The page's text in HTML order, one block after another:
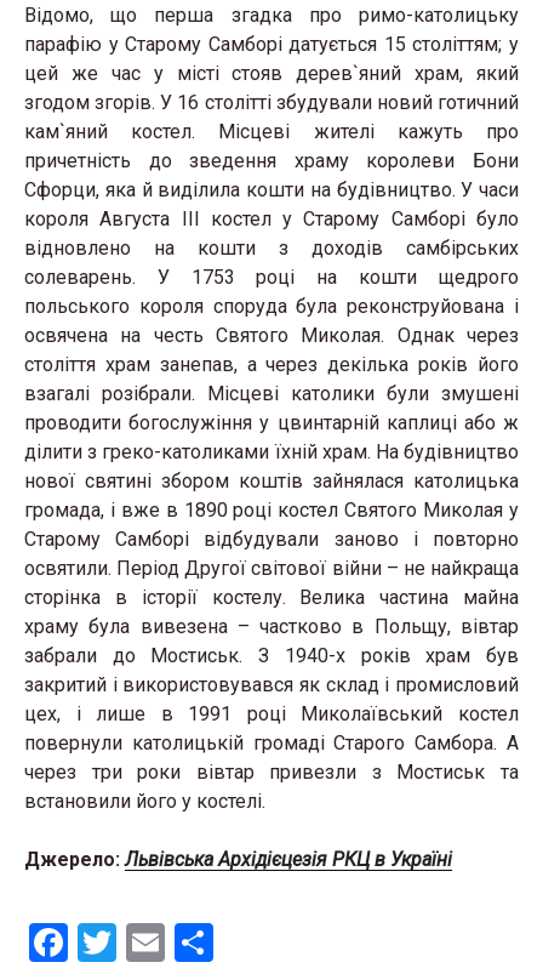
Відомо, що перша згадка про римо-католицьку
парафію у Старому Самборі датується 15 століттям; у
цей же час у місті стояв дерев`яний храм, який
згодом згорів. У 16 столітті збудували новий готичний
кам`яний костел. Місцеві жителі кажуть про
причетність до зведення храму королеви Бони
Сфорци, яка й виділила кошти на будівництво. У часи
короля Августа ІІІ костел у Старому Самборі було
відновлено на кошти з доходів самбірських
солеварень. У 1753 році на кошти щедрого
польського короля споруда була реконструйована і
освячена на честь Святого Миколая. Однак через
століття храм занепав, а через декілька років його
взагалі розібрали. Місцеві католики були змушені
проводити богослужіння у цвинтарній каплиці або ж
ділити з греко-католиками їхній храм. На будівництво
нової святині збором коштів зайнялася католицька
громада, і вже в 1890 році костел Святого Миколая у
Старому Самборі відбудували заново і повторно
освятили. Період Другої світової війни – не найкраща
сторінка в історії костелу. Велика частина майна
храму була вивезена – частково в Польщу, вівтар
забрали до Мостиськ. З 1940-х років храм був
закритий і використовувався як склад і промисловий
цех, і лише в 1991 році Миколаївський костел
повернули католицькій громаді Старого Самбора. А
через три роки вівтар привезли з Мостиськ та
встановили його у костелі.
Джерело:Львівська Архідієцезія РКЦ в Україні
F
T
E